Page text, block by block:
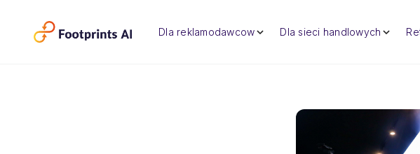
Dla reklamodawcow Dla sieci handlowych